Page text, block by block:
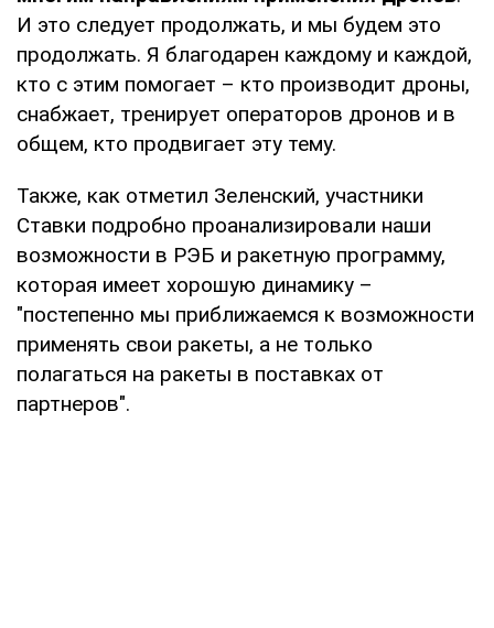
И это следует продолжать, и мы будем это
продолжать. Я благодарен каждому и каждой,
кто с этим помогает – кто производит дроны,
снабжает, тренирует операторов дронов и в
общем, кто продвигает эту тему.
Также, как отметил Зеленский, участники
Ставки подробно проанализировали наши
возможности в РЭБ и ракетную программу,
которая имеет хорошую динамику –
"постепенно мы приближаемся к возможности
применять свои ракеты, а не только
полагаться на ракеты в поставках от
партнеров".